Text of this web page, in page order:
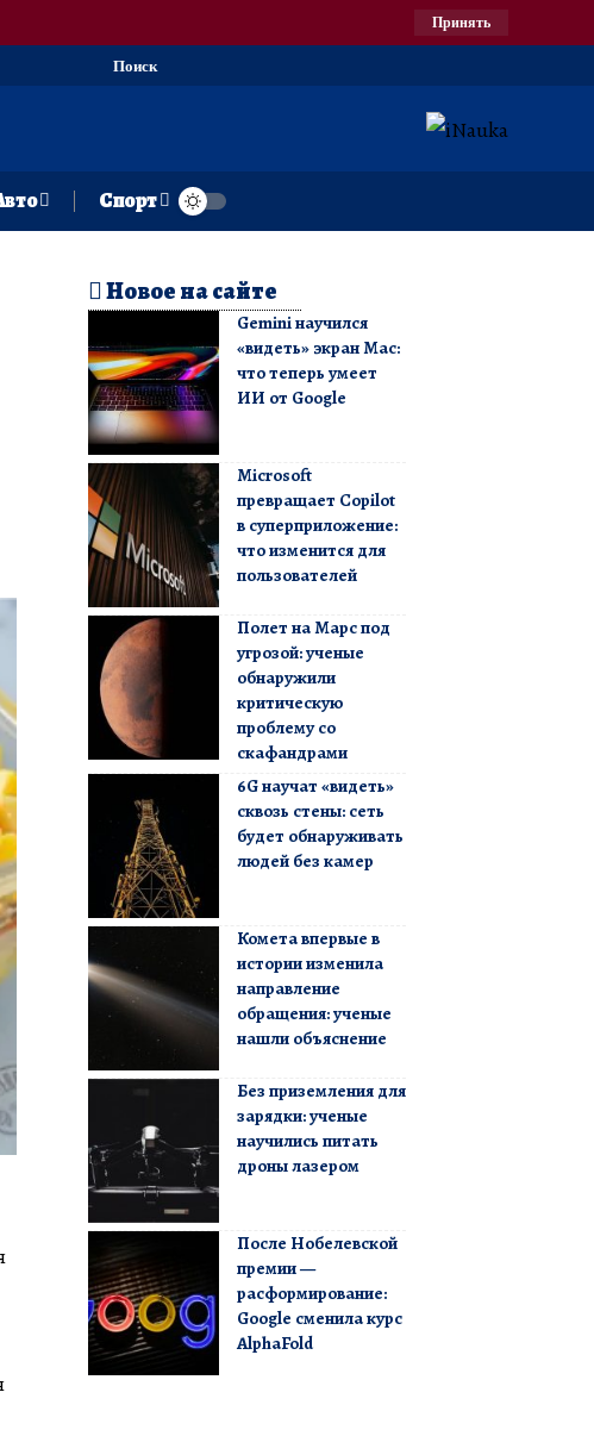
Принять
Поиск
Спорт
Новое на сайте
Gemini научился
«видеть» экран Mac:
что теперь умеет
ИИ от Google
Microsoft
превращает Copilot
в суперприложение:
что изменится для
пользователей
Полет на Марс под
угрозой: ученые
обнаружили
критическую
проблему со
скафандрами
6G научат «видеть»
сквозь стены: сеть
будет обнаруживать
людей без камер
Комета впервые в
истории изменила
направление
обращения: ученые
нашли объяснение
Без приземления для
зарядки: ученые
научились питать
дроны лазером
После Нобелевской
премии —
расформирование:
Google сменила курс
AlphaFold